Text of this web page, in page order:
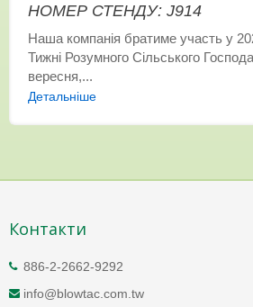
НОМЕР СТЕНДУ: J914
Наша компанія братиме участь у
Тижні Розумного Сільського
вересня,...
Детальніше
Контакти
886-2-2662-9292
info@blowtac.com.tw